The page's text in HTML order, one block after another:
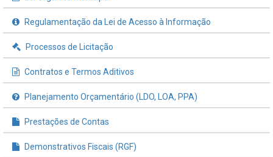
Regulamentação da Lei de Acesso à Informação
Processos de Licitação
Contratos e Termos Aditivos
Planejamento Orçamentário (LDO, LOA, PPA)
Prestações de Contas
Demonstrativos Fiscais (RGF)